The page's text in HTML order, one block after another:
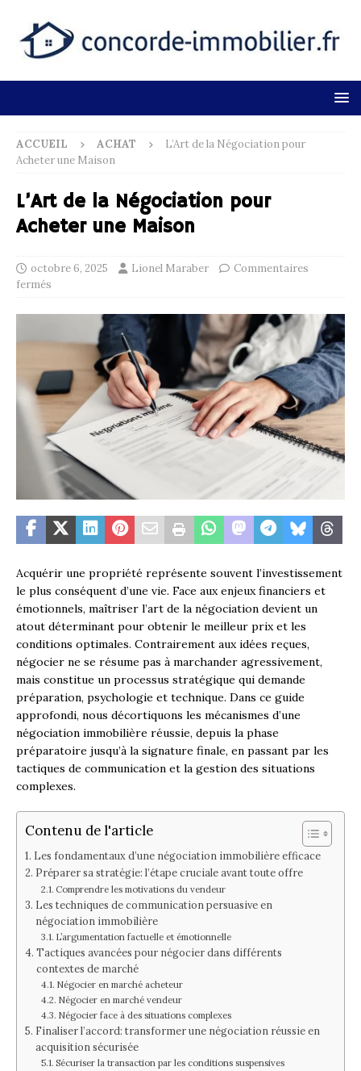
ACCUEIL ACHAT
L’Art de la Négociation pour
Acheter une Maison
L’Art de la Négociation pour
Acheter une Maison
octobre 6, 2025 Lionel Maraber
Commentaires
fermés
Acquérir une propriété représente souvent l’investissement
le plus conséquent d’une vie. Face aux enjeux financiers et
émotionnels, maîtriser l’art de la négociation devient un
atout déterminant pour obtenir le meilleur prix et les
conditions optimales. Contrairement aux idées reçues,
négocier ne se résume pas à marchander agressivement,
mais constitue un processus stratégique qui demande
préparation, psychologie et technique. Dans ce guide
approfondi, nous décortiquons les mécanismes d’une
négociation immobilière réussie, depuis la phase
préparatoire jusqu’à la signature finale, en passant par les
tactiques de communication et la gestion des situations
complexes.
Contenu de l'article
Les fondamentaux d’une négociation immobilière efficace
Préparer sa stratégie: l’étape cruciale avant toute offre
Comprendre les motivations du vendeur
Les techniques de communication persuasive en
négociation immobilière
L’argumentation factuelle et émotionnelle
Tactiques avancées pour négocier dans différents
contextes de marché
Négocier en marché acheteur
Négocier en marché vendeur
Négocier face à des situations complexes
Finaliser l’accord: transformer une négociation réussie en
acquisition sécurisée
Sécuriser la transaction par les conditions suspensives